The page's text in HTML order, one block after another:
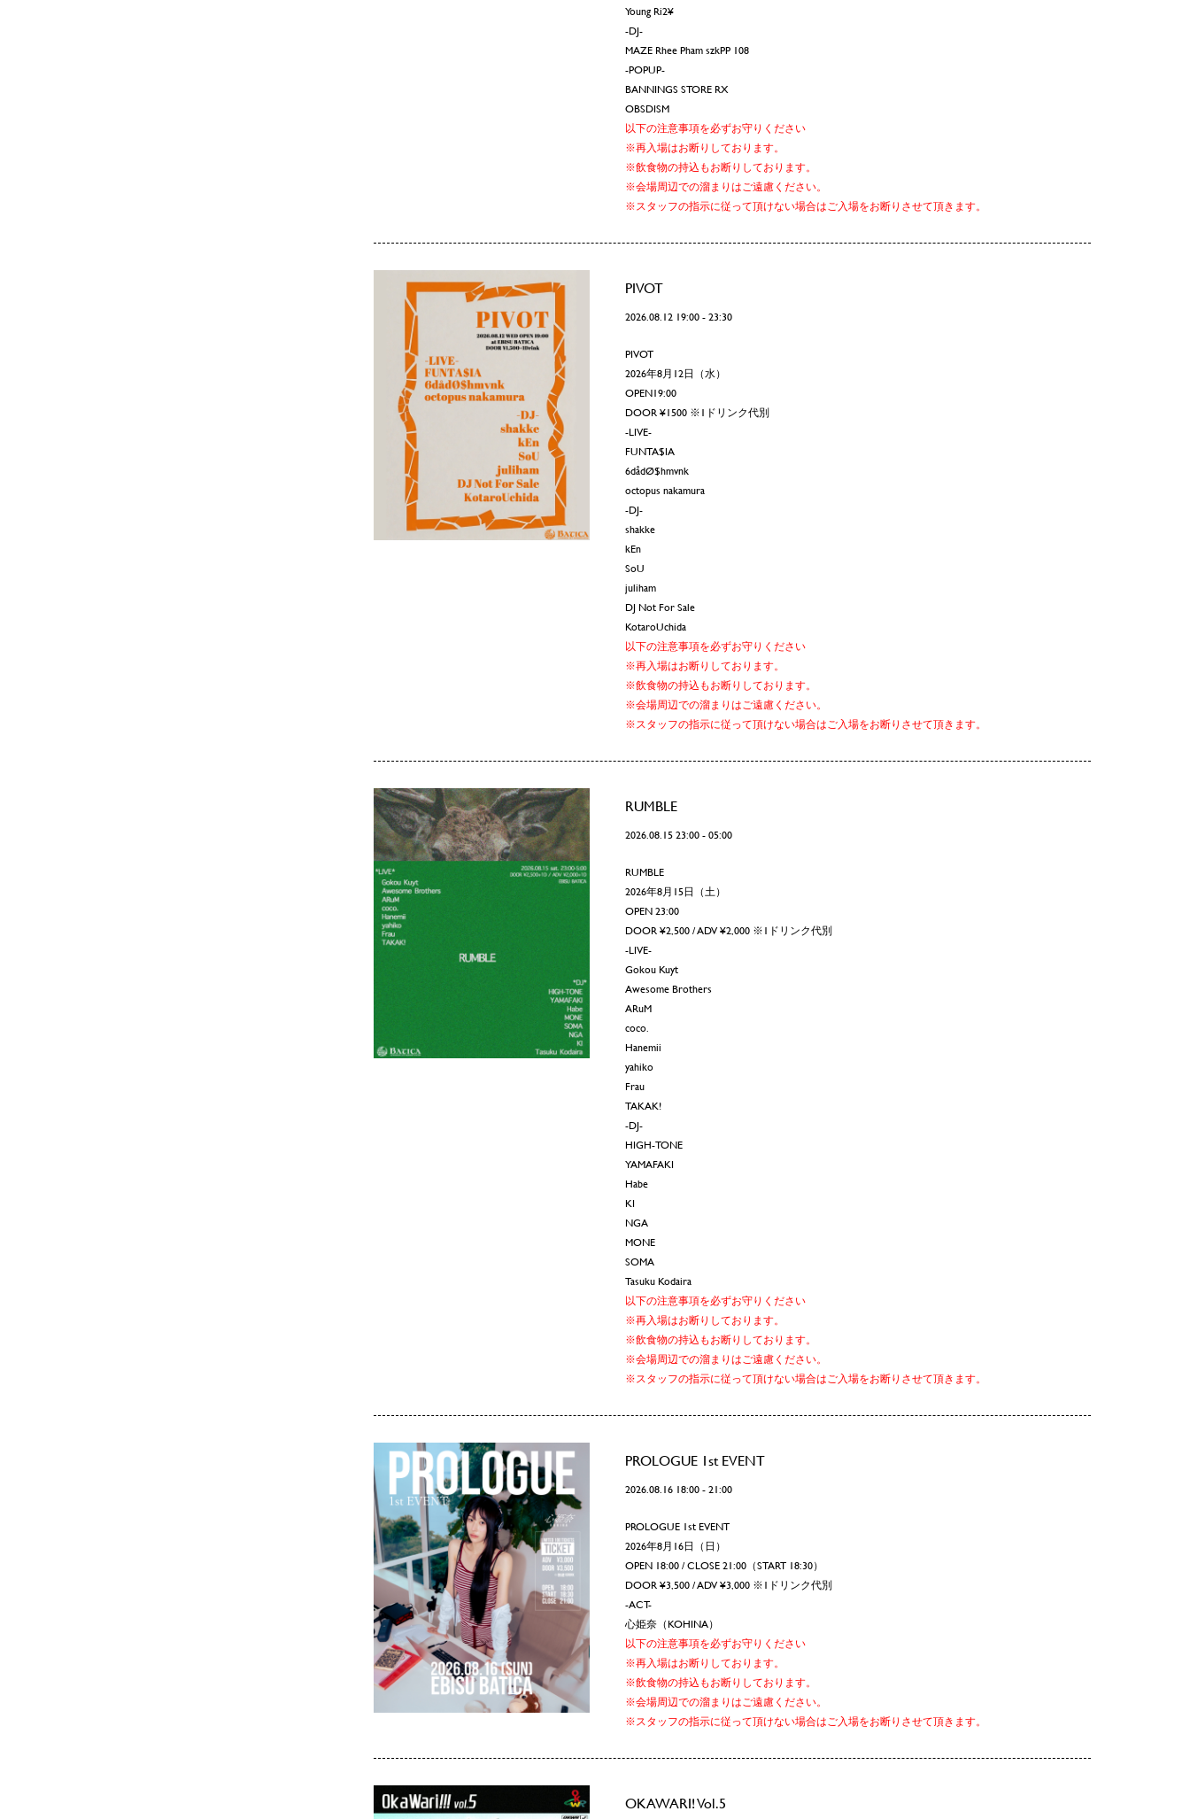
Young Ri2¥
-DJ-
MAZE Rhee Pham szkPP 108
-POPUP-
BANNINGS STORE RX
OBSDISM
以下の注意事項を必ずお守りください
※再入場はお断りしております。
※飲食物の持込もお断りしております。
※会場周辺での溜まりはご遠慮ください。
※スタッフの指示に従って頂けない場合はご入場をお断りさせて頂きます。
PIVOT
2026.08.12 19:00 - 23:30
PIVOT
2026年8月12日（水）
OPEN19:00
DOOR ¥1500 ※1ドリンク代別
-LIVE-
FUNTA$IA
6dådØ$hmvnk
octopus nakamura
-DJ-
shakke
kEn
SoU
juliham
DJ Not For Sale
KotaroUchida
以下の注意事項を必ずお守りください
※再入場はお断りしております。
※飲食物の持込もお断りしております。
※会場周辺での溜まりはご遠慮ください。
※スタッフの指示に従って頂けない場合はご入場をお断りさせて頂きます。
RUMBLE
2026.08.15 23:00 - 05:00
RUMBLE
2026年8月15日（土）
OPEN 23:00
DOOR ¥2,500 / ADV ¥2,000 ※1ドリンク代別
-LIVE-
Gokou Kuyt
Awesome Brothers
ARuM
coco.
Hanemii
yahiko
Frau
TAKAK!
-DJ-
HIGH-TONE
YAMAFAKI
Habe
KI
NGA
MONE
SOMA
Tasuku Kodaira
以下の注意事項を必ずお守りください
※再入場はお断りしております。
※飲食物の持込もお断りしております。
※会場周辺での溜まりはご遠慮ください。
※スタッフの指示に従って頂けない場合はご入場をお断りさせて頂きます。
PROLOGUE 1st EVENT
2026.08.16 18:00 - 21:00
PROLOGUE 1st EVENT
2026年8月16日（日）
OPEN 18:00 / CLOSE 21:00（START 18:30）
DOOR ¥3,500 / ADV ¥3,000 ※1ドリンク代別
-ACT-
心姫奈（KOHINA）
以下の注意事項を必ずお守りください
※再入場はお断りしております。
※飲食物の持込もお断りしております。
※会場周辺での溜まりはご遠慮ください。
※スタッフの指示に従って頂けない場合はご入場をお断りさせて頂きます。
OKAWARI! Vol.5